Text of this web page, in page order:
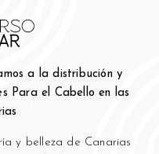
a la distribución y
Para el Cabello en las
y belleza de Canarias